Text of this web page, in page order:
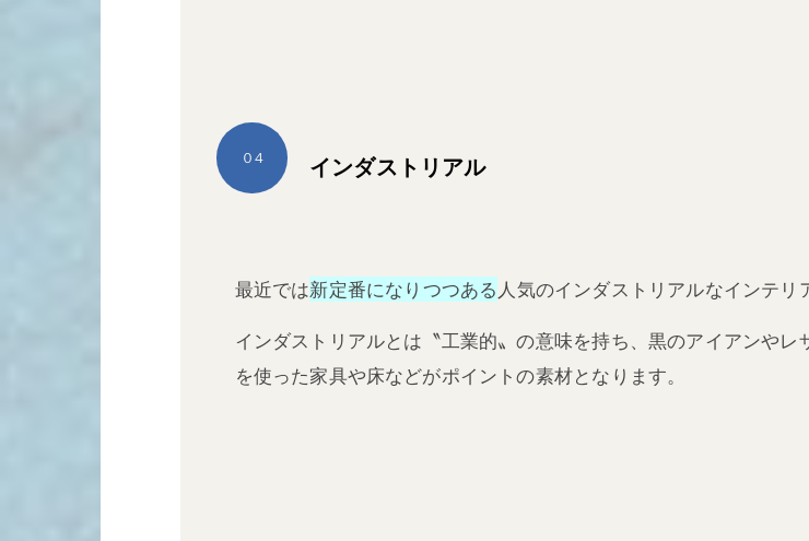
インダストリアル
０4
最近では新定番になりつつある 人気のインダストリアルなインテリ
インダストリアルとは〝工業的〟の意味を持ち、黒のアイアンやレ
を使った家具や床などがポイントの素材となります。